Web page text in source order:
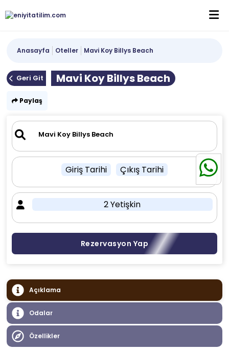
Anasayfa Oteller Mavi Koy Billys Beach
Geri Git Mavi Koy Billys Beach
Paylaş
Giriş Tarihi Çıkış Tarihi
2 Yetişkin
Rezervasyon Yap
Açıklama
Odalar
Özellikler